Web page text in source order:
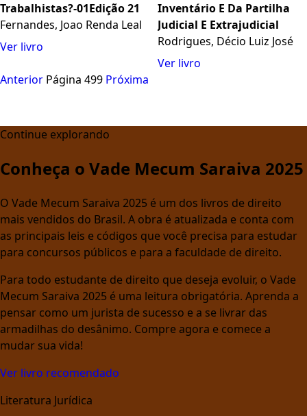
Trabalhistas?-01Edição 21
Fernandes, Joao Renda Leal
Ver livro
Inventário E Da Partilha
Judicial E Extrajudicial
Rodrigues, Décio Luiz José
Ver livro
Anterior Página 499 Próxima
Continue explorando
Conheça o Vade Mecum Saraiva 2025
O Vade Mecum Saraiva 2025 é um dos livros de direito
mais vendidos do Brasil. A obra é atualizada e conta com
as principais leis e códigos que você precisa para estudar
para concursos públicos e para a faculdade de direito.
Para todo estudante de direito que deseja evoluir, o Vade
Mecum Saraiva 2025 é uma leitura obrigatória. Aprenda a
pensar como um jurista de sucesso e a se livrar das
armadilhas do desânimo. Compre agora e comece a
mudar sua vida!
Ver livro recomendado
Literatura Jurídica